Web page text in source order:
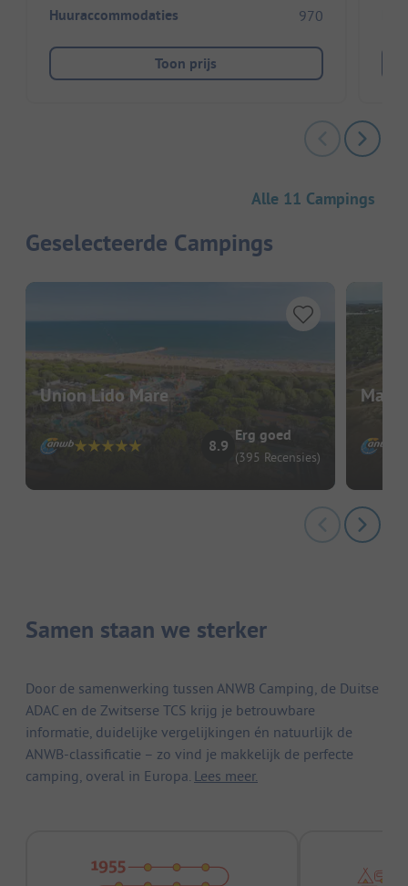
Huuraccommodaties 970
Toon prijs
Alle 11 Campings
Geselecteerde Campings
Union Lido Mare
8.9
Erg goed
(395 Recensies)
Samen staan we sterker
Door de samenwerking tussen ANWB Camping, de Duitse
ADAC en de Zwitserse TCS krijg je betrouwbare
informatie, duidelijke vergelijkingen én natuurlijk de
ANWB-classificatie – zo vind je makkelijk de perfecte
camping, overal in Europa. Lees meer.